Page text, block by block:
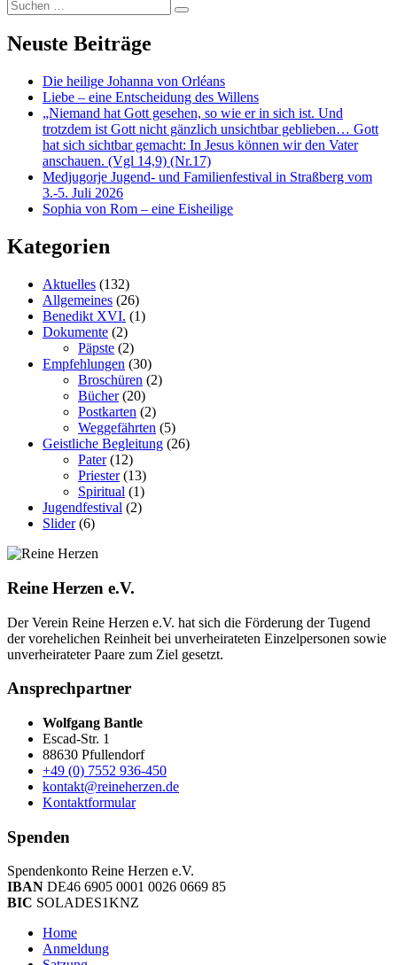
…
Neuste Beiträge
Die heilige Johanna von Orléans
Liebe – eine Entscheidung des Willens
„Niemand hat Gott gesehen, so wie er in sich ist. Und
trotzdem ist Gott nicht gänzlich unsichtbar geblieben… Gott
hat sich sichtbar gemacht: In Jesus können wir den Vater
anschauen. (Vgl 14,9) (Nr.17)
Medjugorje Jugend- und Familienfestival in Straßberg vom
3.-5. Juli 2026
Sophia von Rom – eine Eisheilige
Kategorien
Aktuelles (132)
Allgemeines (26)
Benedikt XVI. (1)
Dokumente (2)
Päpste (2)
Empfehlungen (30)
Broschüren (2)
Bücher(20)
Postkarten (2)
Weggefährten (5)
Geistliche Begleitung (26)
Pater(12)
Priester(13)
Spiritual (1)
Jugendfestival (2)
Slider(6)
Reine Herzen e.V.
Der Verein Reine Herzen e.V. hat sich die Förderung der Tugend
der vor­ehelichen Rein­heit bei un­ver­heirateten Einzel­personen sowie
un­ver­heirateter Paare zum Ziel gesetzt.
Ansprechpartner
Wolfgang Bantle
Escad-Str. 1
88630 Pfullendorf
+49 (0) 7552 936-450
kontakt@reineherzen.de
Kontaktformular
Spenden
Spendenkonto Reine Herzen e.V.
IBAN DE46 6905 0001 0026 0669 85
BIC SOLADES1KNZ
Home
Anmeldung